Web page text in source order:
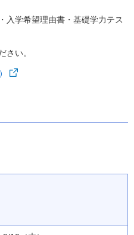
入学希望理由書・基礎学力テス
さい。